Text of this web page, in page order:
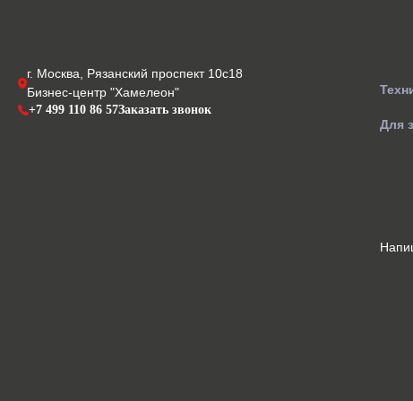
г. Москва, Рязанский проспект 10с18
Бизнес-центр "Хамелеон"
+7 499 110 86 57Заказать звонок
Для